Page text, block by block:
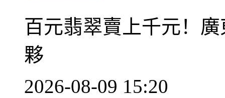
百元翡翠賣上千元！
夥
2026-08-09 15:20